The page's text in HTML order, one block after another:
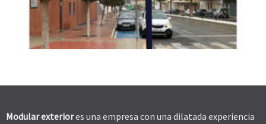
Modular exteriores una empresa con una dilatada experiencia